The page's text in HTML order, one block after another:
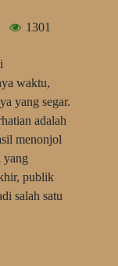
1301
waktu,
yang segar.
adalah
menonjol
yang
publik
salah satu